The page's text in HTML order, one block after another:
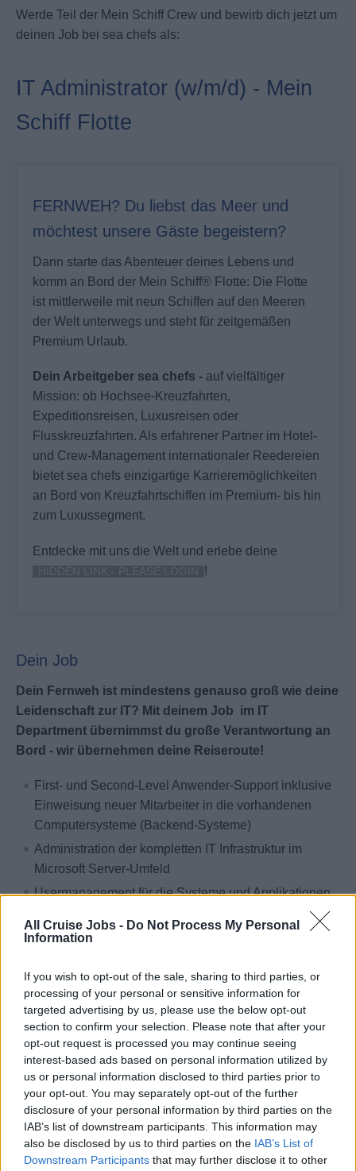
All Cruise Jobs - Do Not Process My Personal
Information
If you wish to opt-out of the sale, sharing to third parties, or
processing of your personal or sensitive information for
targeted advertising by us, please use the below opt-out
section to confirm your selection. Please note that after your
opt-out request is processed you may continue seeing
interest-based ads based on personal information utilized by
us or personal information disclosed to third parties prior to
your opt-out. You may separately opt-out of the further
disclosure of your personal information by third parties on the
IAB’s list of downstream participants. This information may
also be disclosed by us to third parties on the IAB’s List of
Downstream Participants that may further disclose it to other
Werde Teil der Mein Schiff Crew und bewirb dich jetzt um
deinen Job bei sea chefs als:
IT Administrator (w/m/d) - Mein
Schiff Flotte
FERNWEH? Du liebst das Meer und
möchtest unsere Gäste begeistern?
Dann starte das Abenteuer deines Lebens und
komm an Bord der Mein Schiff® Flotte: Die Flotte
ist mittlerweile mit neun Schiffen auf den Meeren
der Welt unterwegs und steht für zeitgemäßen
Premium Urlaub.
Dein Arbeitgeber sea chefs - auf vielfältiger
Mission: ob Hochsee-Kreuzfahrten,
Expeditionsreisen, Luxusreisen oder
Flusskreuzfahrten. Als erfahrener Partner im Hotel-
und Crew-Management internationaler Reedereien
bietet sea chefs einzigartige Karrieremöglichkeiten
an Bord von Kreuzfahrtschiffen im Premium- bis hin
zum Luxussegment.
Entdecke mit uns die Welt und erlebe deine
!
Dein Job
Dein Fernweh ist mindestens genauso groß wie deine
Leidenschaft zur IT? Mit deinem Job im IT
Department übernimmst du große Verantwortung an
Bord - wir übernehmen deine Reiseroute!
First- und Second-Level Anwender-Support inklusive
Einweisung neuer Mitarbeiter in die vorhandenen
Computersysteme (Backend-Systeme)
Administration der kompletten IT Infrastruktur im
Microsoft Server-Umfeld
Usermanagement für die Systeme und Applikationen
Auf- und Abbau sowie Betrieb der Check-In Stationen
bei Passagierwechsel
Vertragsdauer deines ersten Einsatzes: 4 Monate,
anschließende Folgeverträge möglich
Dein Aufstieg erfolgt auf Basis deiner Verfügbarkeit in
Zusammenhang mit der Einsatzplanung an Bord und
ist generell ganzjährig an jedem Tag des Monats
möglich.
Warum sea chefs?
Das bieten wir dir: